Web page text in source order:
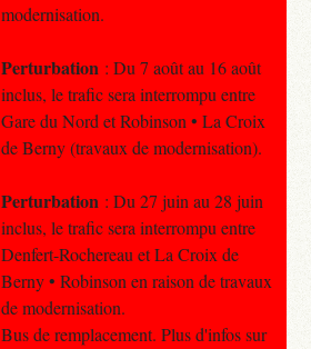
modernisation.
Perturbation : Du 7 août au 16 août
inclus, le trafic sera interrompu entre
Gare du Nord et Robinson • La Croix
de Berny (travaux de modernisation).
Perturbation : Du 27 juin au 28 juin
inclus, le trafic sera interrompu entre
Denfert-Rochereau et La Croix de
Berny • Robinson en raison de travaux
de modernisation.
Bus de remplacement. Plus d'infos sur